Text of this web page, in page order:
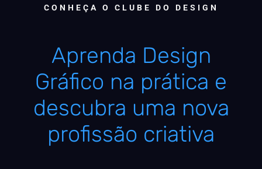
CONHEÇA O CLUBE DO DESIGN
Aprenda Design
Gráfico na prática e
descubra uma nova
profissão criativa